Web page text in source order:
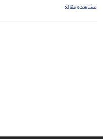
مشاهده مقاله